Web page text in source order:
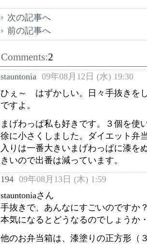
次の記事へ
前の記事へ
Comments:2
stauntonia 09年08月12日 (水) 19:30
ひぇ～ はずかしい。日々手抜きを
ですよ。
まげわっぱ私も好きです。３個を使
徐に小さくしました。ダイエット弁
入りは一番大きいまげわっぱに漆を
きいので出番は減っています。
194 09年08月13日 (木) 1:59
stauntoniaさん
手抜きで、あんなにすごいのですか
本気になるとどうなるのでしょうか
他のお弁当箱は、漆塗りの正方形（